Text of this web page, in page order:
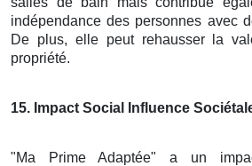
indépendance des personnes avec
De plus, elle peut rehausser la
propriété.
15. Impact Social Influence
"Ma Prime Adaptée" a un